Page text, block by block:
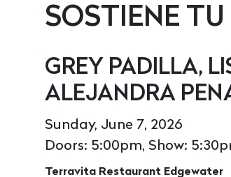
SOSTIENE
GREY PADILLA,
ALEJANDRA
Sunday, June 7, 2026
Doors: 5:00pm, Show:
Terravita Restaurant Edgewater